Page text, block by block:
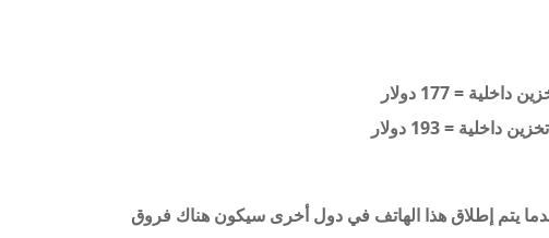
داخلية = 193 دولار
يتم إطلاق هذا الهاتف في دول أخرى سيكون هناك فروق